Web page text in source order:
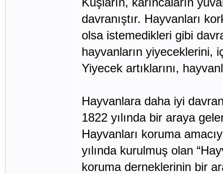
davranıştır. Hayvanları
olsa istemedikleri gibi
hayvanların yiyeceklerini,
Yiyecek artıklarını,
Hayvanlara daha iyi
1822 yılında bir araya
Hayvanları koruma
yılında kurulmuş olan
koruma derneklerinin bir